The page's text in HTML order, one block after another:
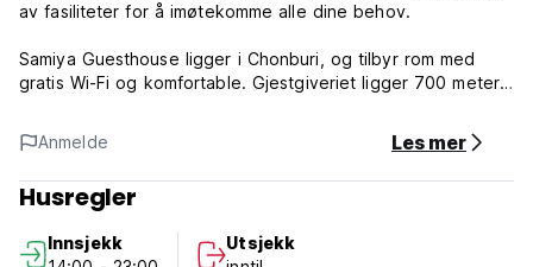
av fasiliteter for å imøtekomme alle dine behov.
Samiya Guesthouse ligger i Chonburi, og tilbyr rom med
gratis Wi-Fi og komfortable. Gjestgiveriet ligger 700 meter
klimaanlegg, møbler, flatskjerm-TV med kabelkanaler og
kjøleskap. og eget bad med dusj, varmt vann og gratis
badeprodukter.
Anmelde Les mer
Husregler
Innsjekk
Utsjekk